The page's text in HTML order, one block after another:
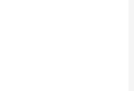
素、乙基纤维素、环糊精、木糖醇、
、重质）、聚维酮K3